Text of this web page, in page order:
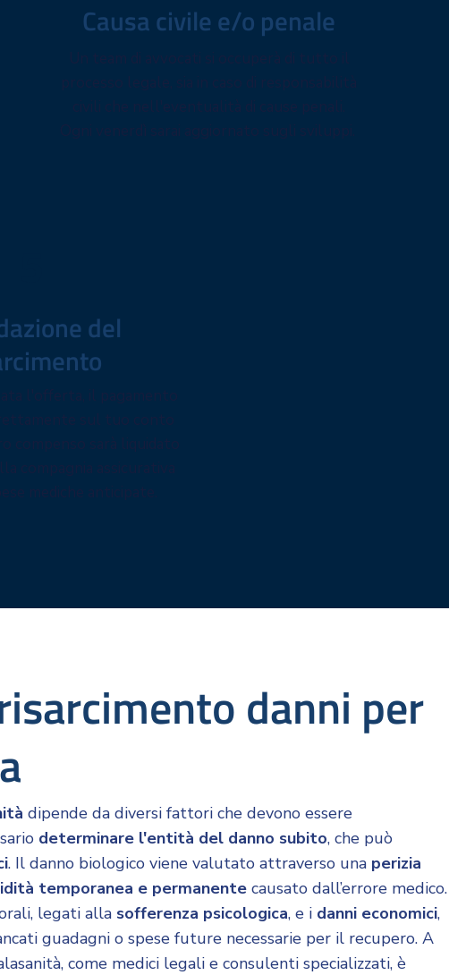
Causa civile e/o penale
del
danni per
dipende da diversi fattori che devono essere
determinare l'entità del danno subito, che può
. Il danno biologico viene valutato attraverso una perizia
temporanea e permanente causato dall’errore medico.
legati alla sofferenza psicologica, e i danni economici,
guadagni o spese future necessarie per il recupero. A
come medici legali e consulenti specializzati, è